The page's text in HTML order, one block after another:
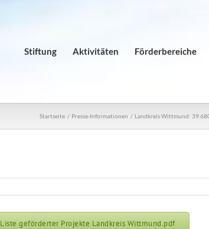
Stiftung
Aktivitäten Förderbereiche
Startseite Presse-Informationen Landkreis Wittmund:
Liste geförderter Projekte Landkreis Wittmund.pdf